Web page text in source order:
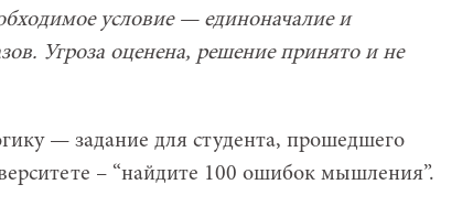
условие — единоначалие и
Угроза оценена, решение принято и не
— задание для студента, прошедшего
– “найдите 100 ошибок мышления”.